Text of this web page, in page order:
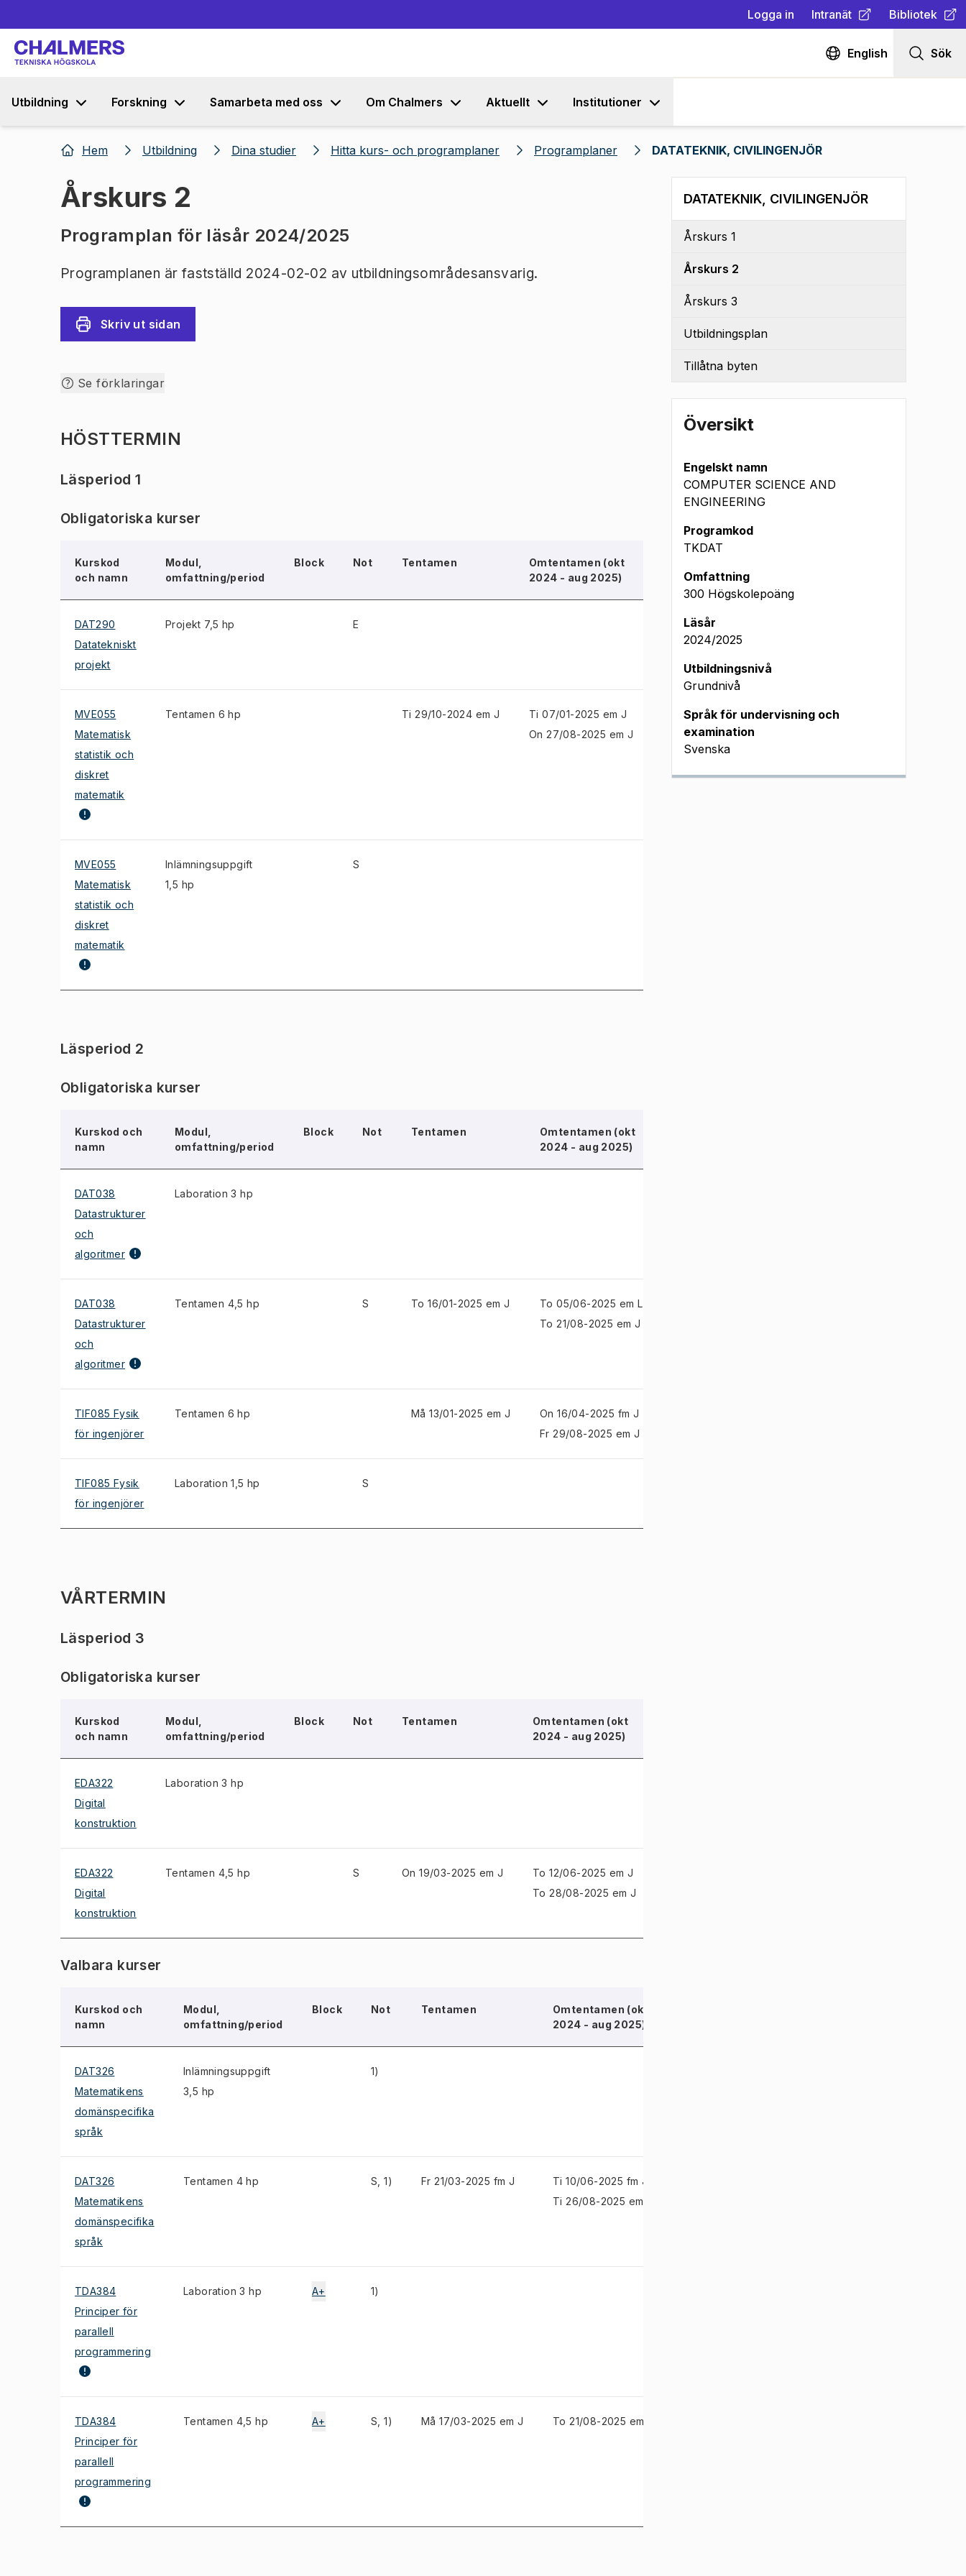
Logga in Intranät
(Öppnas i ny flik)
Bibliotek
(Öppnas i ny
English Sök
Utbildning Forskning Samarbeta med oss Om Chalmers Aktuellt Institutioner
Hem Utbildning Dina studier Hitta kurs- och programplaner Programplaner DATATEKNIK, CIVILINGENJÖR
Årskurs 2
Programplan för läsår 2024/2025
Programplanen är fastställd 2024-02-02 av utbildningsområdesansvarig.
Skriv ut sidan
Se förklaringar
HÖSTTERMIN
Läsperiod 1
Obligatoriska kurser
Kurskod
och namn
Modul,
omfattning/period
Block Not Tentamen
Omtentamen (okt
2024 - aug 2025)
DAT290
Datatekniskt
projekt
Projekt 7,5 hp E
MVE055
Matematisk
statistik och
diskret
matematik
Tentamen 6 hp Ti 29/10-2024 em J
Ti 07/01-2025 em J
On 27/08-2025 em J
MVE055
Matematisk
statistik och
diskret
matematik
Inlämningsuppgift
1,5 hp
S
Läsperiod 2
Obligatoriska kurser
Kurskod och
namn
Modul,
omfattning/period
Block Not Tentamen
Omtentamen (okt
2024 - aug 2025)
DAT038
Datastrukturer
och
algoritmer
Laboration 3 hp
DAT038
Datastrukturer
och
algoritmer
Tentamen 4,5 hp S To 16/01-2025 em J
To 05/06-2025 em L
To 21/08-2025 em J
TIF085 Fysik
för ingenjörer
Tentamen 6 hp Må 13/01-2025 em J
On 16/04-2025 fm J
Fr 29/08-2025 em J
TIF085 Fysik
för ingenjörer
Laboration 1,5 hp S
VÅRTERMIN
Läsperiod 3
Obligatoriska kurser
Kurskod
och namn
Modul,
omfattning/period
Block Not Tentamen
Omtentamen (okt
2024 - aug 2025)
EDA322
Digital
konstruktion
Laboration 3 hp
EDA322
Digital
konstruktion
Tentamen 4,5 hp S On 19/03-2025 em J
To 12/06-2025 em J
To 28/08-2025 em J
Valbara kurser
Kurskod och
namn
Modul,
omfattning/period
Block Not Tentamen
Omtentamen (okt
2024 - aug 2025)
DAT326
Matematikens
domänspecifika
språk
Inlämningsuppgift
3,5 hp
1)
DAT326
Matematikens
domänspecifika
språk
Tentamen 4 hp S, 1) Fr 21/03-2025 fm J
Ti 10/06-2025 fm J
Ti 26/08-2025 em J
TDA384
Principer för
parallell
programmering
Laboration 3 hp A+ 1)
TDA384
Principer för
parallell
programmering
Tentamen 4,5 hp A+ S, 1) Må 17/03-2025 em J To 21/08-2025 em J
DATATEKNIK, CIVILINGENJÖR
Årskurs 1
Årskurs 2
Årskurs 3
Utbildningsplan
Tillåtna byten
Översikt
Engelskt namn
COMPUTER SCIENCE AND
ENGINEERING
Programkod
TKDAT
Omfattning
300 Högskolepoäng
Läsår
2024/2025
Utbildningsnivå
Grundnivå
Språk för undervisning och
examination
Svenska